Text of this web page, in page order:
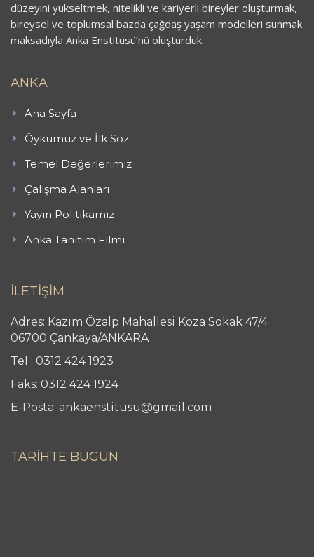
düzeyini yükseltmek, nitelikli ve kariyerli bireyler oluşturmak,
bireysel ve toplumsal bazda çağdaş yaşam modelleri sunmak
maksadıyla Anka Enstitüsü’nü oluşturduk.
ANKA
Ana Sayfa
Öykümüz ve İlk Söz
Temel Değerlerimiz
Çalışma Alanları
Yayın Politikamız
Anka Tanıtım Filmi
İLETİŞİM
Adres: Kazım Özalp Mahallesi Koza Sokak 47/4
06700 Çankaya/ANKARA
Tel : 0312 424 1923
Faks: 0312 424 1924
E-Posta: ankaenstitusu@gmail.com
TARİHTE BUGÜN